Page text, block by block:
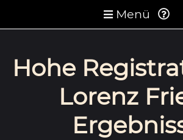
Menü
Hohe
Lorenz